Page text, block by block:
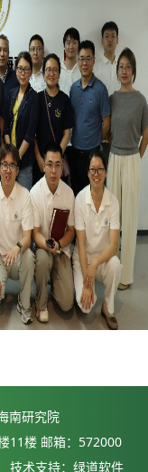
南研究院
11楼 邮箱：572000
术支持：绿道软件